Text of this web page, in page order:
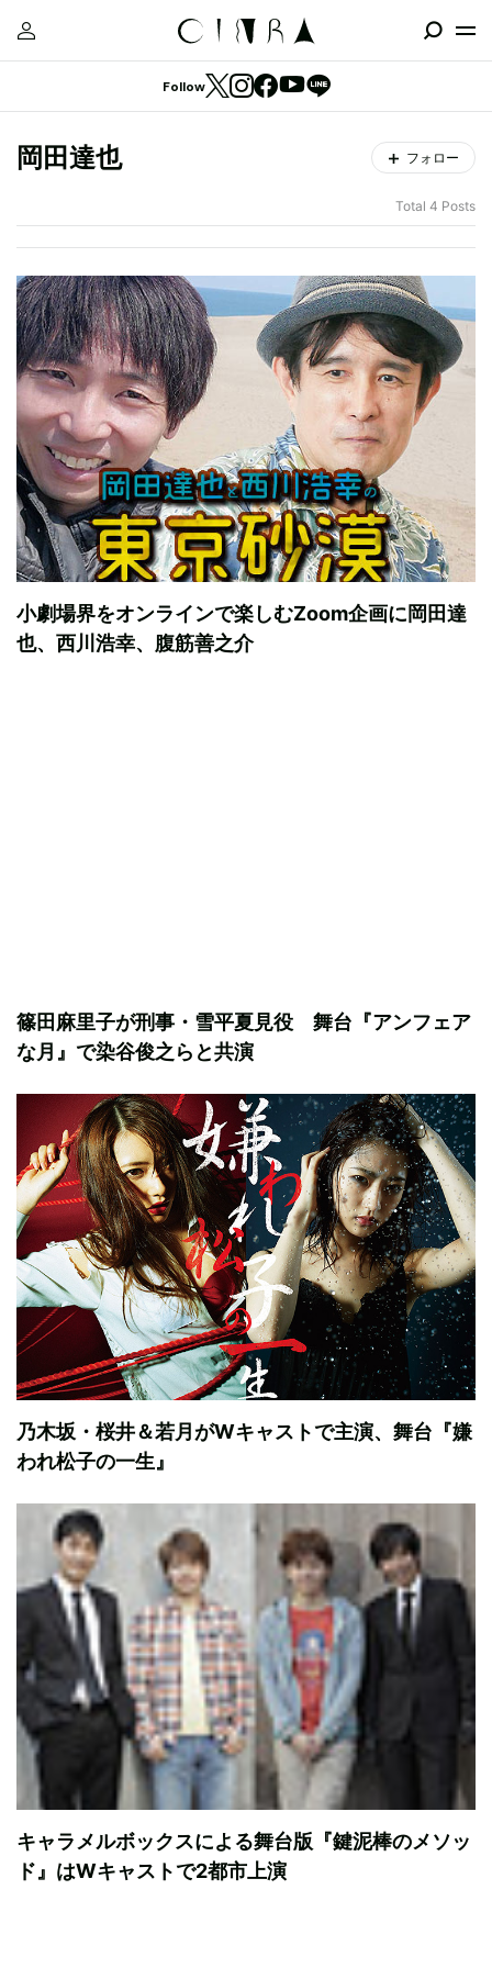
Follow
岡田達也 フォロー
Total 4 Posts
小劇場界をオンラインで楽しむZoom企画に岡田達
也、西川浩幸、腹筋善之介
篠田麻里子が刑事・雪平夏見役 舞台『アンフェア
な月』で染谷俊之らと共演
乃木坂・桜井＆若月がWキャストで主演、舞台『嫌
われ松子の一生』
キャラメルボックスによる舞台版『鍵泥棒のメソッ
ド』はWキャストで2都市上演